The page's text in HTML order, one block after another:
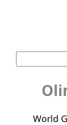
World